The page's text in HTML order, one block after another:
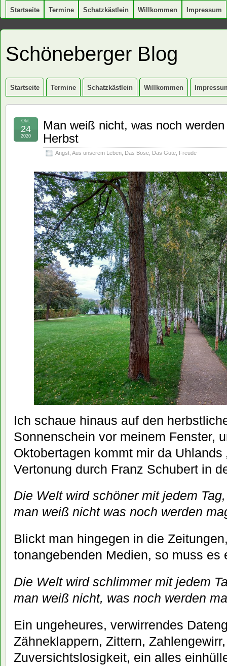
Startseite Termine Schatzkästlein Willkommen Impressum
Schöneberger Blog
Startseite Termine Schatzkästlein Willkommen
Man weiß nicht, was noch
Herbst
Angst Aus unserem Leben Das Böse Das Gute Freude
Okt.
24
2020
Ich schaue hinaus auf den
Sonnenschein vor meinem Fenster,
Oktobertagen kommt mir da Uhlands
Vertonung durch Franz Schubert in
Die Welt wird schöner mit jedem Tag,
man weiß nicht was noch werden
Blickt man hingegen in die
tonangebenden Medien, so muss es
Die Welt wird schlimmer mit jedem
man weiß nicht, was noch werden
Ein ungeheures, verwirrendes
Zähneklappern, Zittern,
Zuversichtslosigkeit, ein alles